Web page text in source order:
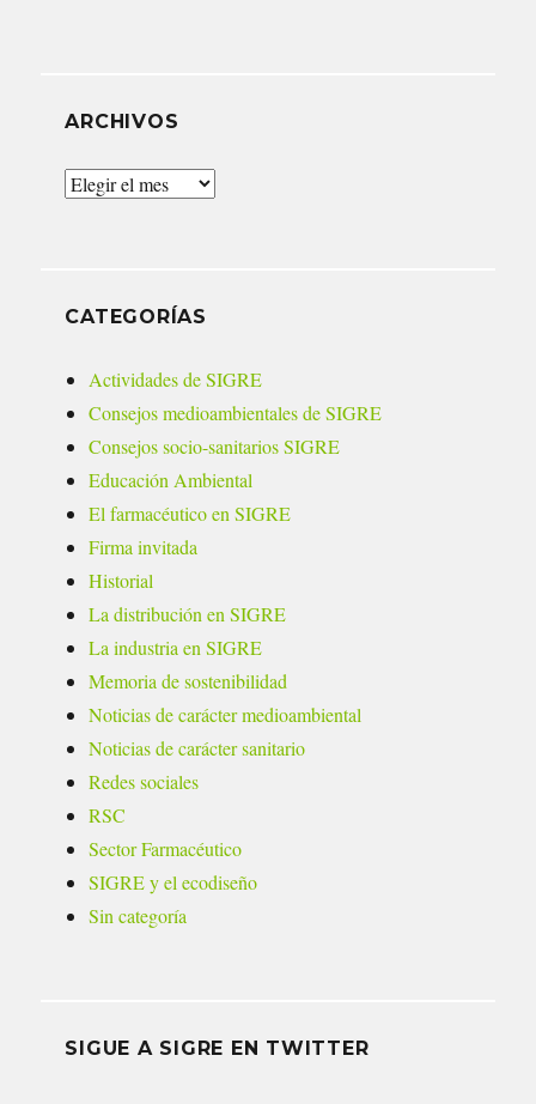
ARCHIVOS
Archivos
CATEGORÍAS
Actividades de SIGRE
Consejos medioambientales de SIGRE
Consejos socio-sanitarios SIGRE
Educación Ambiental
El farmacéutico en SIGRE
Firma invitada
Historial
La distribución en SIGRE
La industria en SIGRE
Memoria de sostenibilidad
Noticias de carácter medioambiental
Noticias de carácter sanitario
Redes sociales
RSC
Sector Farmacéutico
SIGRE y el ecodiseño
Sin categoría
SIGUE A SIGRE EN TWITTER